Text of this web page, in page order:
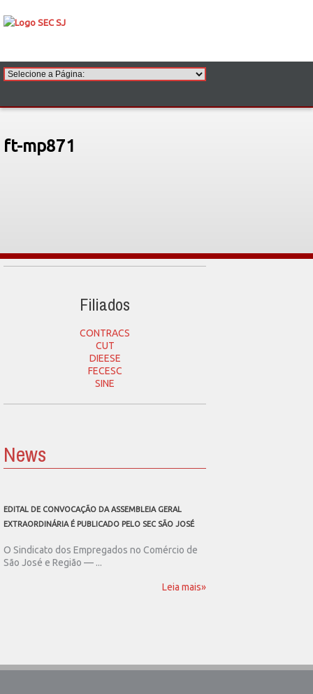
ft-mp871
Filiados
CONTRACS
CUT
DIEESE
FECESC
SINE
News
EDITAL DE CONVOCAÇÃO DA ASSEMBLEIA GERAL
EXTRAORDINÁRIA É PUBLICADO PELO SEC SÃO JOSÉ
O Sindicato dos Empregados no Comércio de
São José e Região — ...
Leia mais»